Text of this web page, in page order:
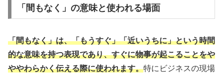
「間もなく」の意味と使われる場面
「間もなく」は、「もうすぐ」「近いうちに」という時間
的な意味を持つ表現であり、すぐに物事が起こることをや
ややわらかく伝える際に使われます。特にビジネスの現場